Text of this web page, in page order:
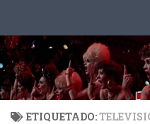
ETIQUETADO: